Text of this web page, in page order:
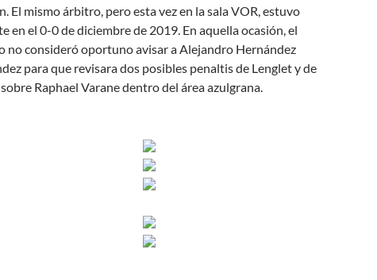
El mismo árbitro, pero esta vez en la sala VOR, estuvo
en el 0-0 de diciembre de 2019. En aquella ocasión, el
no consideró oportuno avisar a Alejandro Hernández
para que revisara dos posibles penaltis de Lenglet y de
Raphael Varane dentro del área azulgrana.